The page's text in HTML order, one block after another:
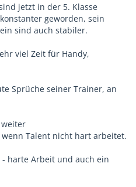
jetzt in der 5. Klasse
geworden, sein
sind auch stabiler.
viel Zeit für Handy,
Sprüche seiner Trainer, an
Talent nicht hart arbeitet.
harte Arbeit und auch ein